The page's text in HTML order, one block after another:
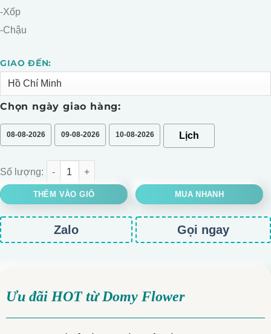
-Xốp
-Chậu
GIAO ĐẾN:
Chọn ngày giao hàng:
08-08-2026 09-08-2026 10-08-2026
CHẬU LAN HỒ ĐIỆP MÀU TRẮNG số lượng
THÊM VÀO GIỎ MUA NHANH
Alternative:
Zalo Gọi ngay
Ưu đãi HOT từ Domy Flower